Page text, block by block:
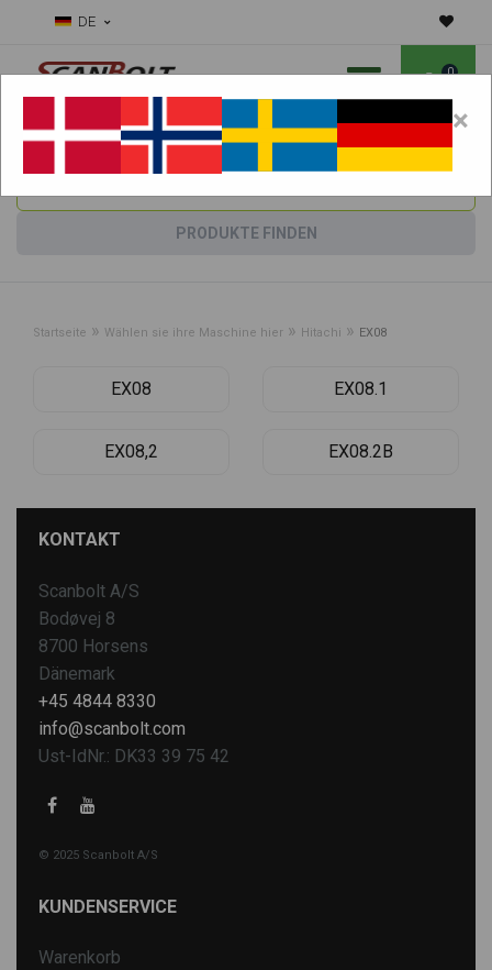
DE
0
Benötigen Sie Hilfe bei Verschleißteilen?Maschine wählen:
PRODUKTE FINDEN
Startseite » Wählen sie ihre Maschine hier » Hitachi » EX08
EX08 EX08.1
EX08,2 EX08.2B
KONTAKT
Scanbolt A/S
Bodøvej 8
8700 Horsens
Dänemark
+45 4844 8330
info@scanbolt.com
Ust-IdNr.: DK33 39 75 42
© 2025 Scanbolt A/S
KUNDENSERVICE
Warenkorb
×